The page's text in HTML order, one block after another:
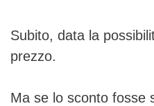
Subito, data la
prezzo.
Ma se lo sconto fosse